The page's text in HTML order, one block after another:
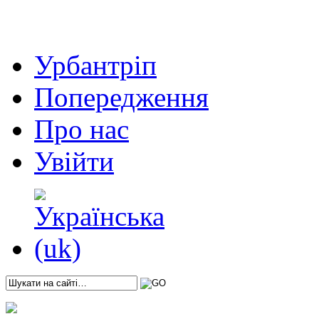
Урбантріп
Попередження
Про нас
Увійти